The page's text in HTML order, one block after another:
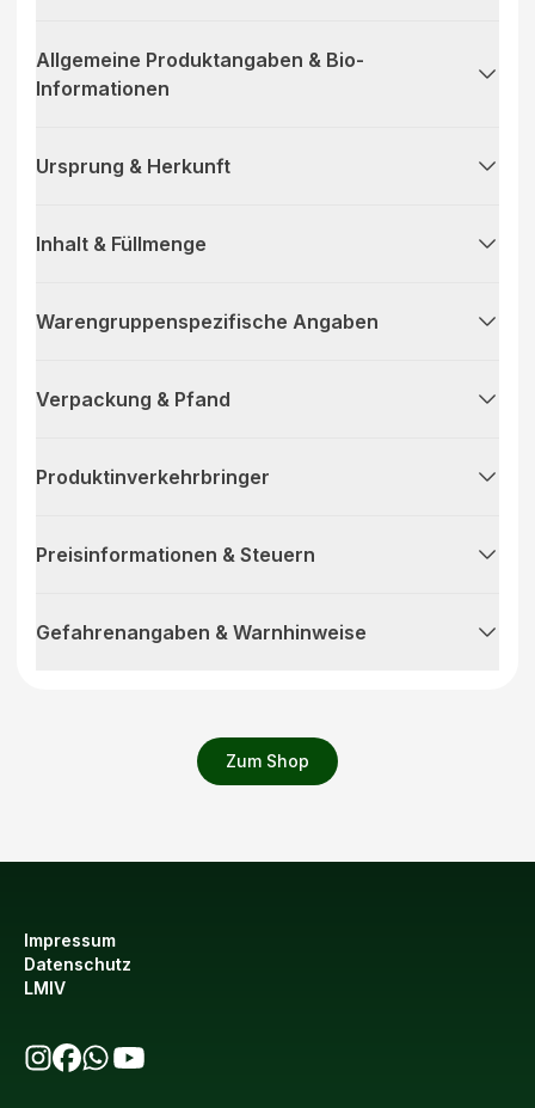
Zum Shop
Allgemeine Produktangaben & Bio-
Informationen
Ursprung & Herkunft
Inhalt & Füllmenge
Warengruppenspezifische Angaben
Verpackung & Pfand
Produktinverkehrbringer
Preisinformationen & Steuern
Gefahrenangaben & Warnhinweise
Impressum
Datenschutz
LMIV